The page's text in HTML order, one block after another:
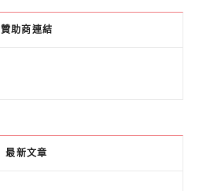
贊助商連結
最新文章